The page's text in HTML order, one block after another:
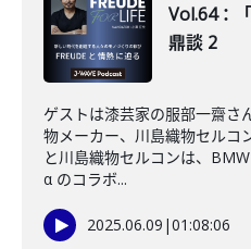
Vol.64：
鼎談 2
ゲストは漆芸家の服部一齋さ
物メーカー、川島織物セルコ
と川島織物セルコンは、
α のコラボ...
2025.06.09 |01:08:06